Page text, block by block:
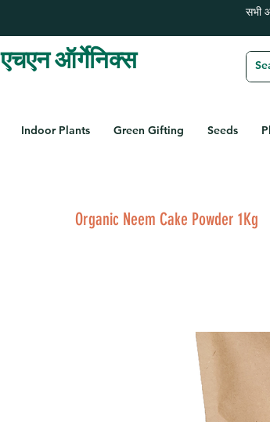
सभी
एचएन ऑर्गेनिक्स
Indoor Plants Green Gifting Seeds
Organic Neem Cake Powder 1Kg